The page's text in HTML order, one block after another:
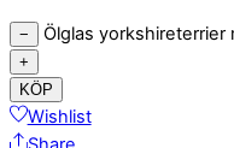
− Ölglas yorkshireterrier
+
KÖP
Wishlist